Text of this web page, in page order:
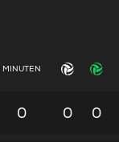
MINUTEN
0 0 0